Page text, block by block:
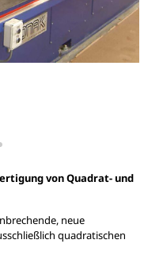
von Quadrat- und
neue
quadratischen